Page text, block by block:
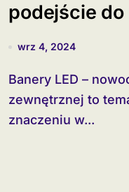
podejście
zewnętrznej
wrz 4, 2024
Banery LED – nowoczesne podejście do reklamy
zewnętrznej to
znaczeniu w...